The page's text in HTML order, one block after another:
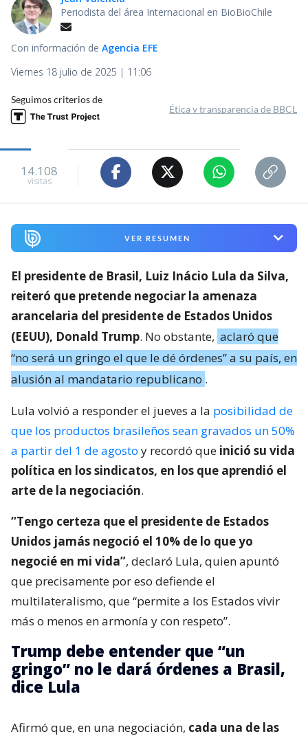
Periodista del área Internacional en BioBioChile
Con información de Agencia EFE
Viernes 18 julio de 2025 | 11:06
Seguimos criterios de
Ética y transparencia de BBCL
14.108
visitas
VER RESUMEN
El presidente de Brasil, Luiz Inácio Lula da Silva,
reiteró que pretende negociar la amenaza
arancelaria del presidente de Estados Unidos
(EEUU), Donald Trump. No obstante, aclaró que
“no será un gringo el que le dé órdenes” a su país, en
alusión al mandatario republicano .
Lula volvió a responder el jueves a la posibilidad de
que los productos brasileños sean gravados un 50%
a partir del 1 de agosto y recordó que inició su vida
política en los sindicatos, en los que aprendió el
arte de la negociación.
“Tengo certeza que el presidente de Estados
Unidos jamás negoció el 10% de lo que yo
negocié en mi vida”, declaró Lula, quien apuntó
que precisamente por eso defiende el
multilateralismo, que “permite a los Estados vivir
más o menos en armonía y con respeto”.
Trump debe entender que “un
gringo” no le dará órdenes a Brasil,
dice Lula
Afirmó que, en una negociación, cada una de las